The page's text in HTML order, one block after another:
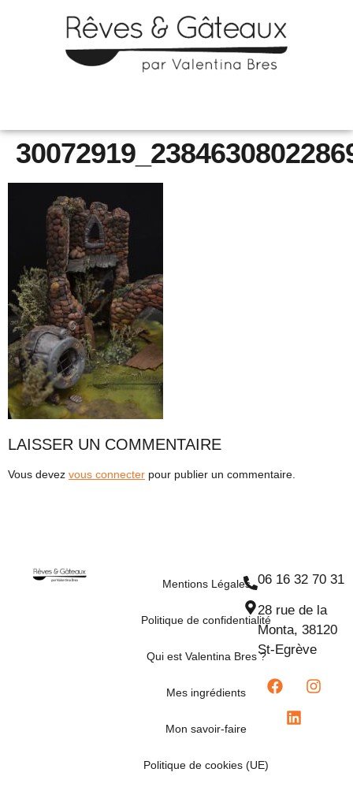
LAISSER UN COMMENTAIRE
Vous devez vous connecter pour publier un commentaire.
Mentions Légales
Politique de confidentialité
Qui est Valentina Bres ?
Mes ingrédients
Mon savoir-faire
Politique de cookies (UE)
06 16 32 70 31
28 rue de la
Monta, 38120
St-Egrève